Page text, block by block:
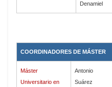
Denamiel
COORDINADORES DE MÁSTER
Máster
Universitario en
Antonio
Suárez